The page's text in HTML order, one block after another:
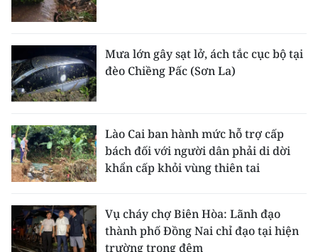
FRANÇAIS
РУССКИЙ
ESPAÑOL
Mưa lớn gây sạt lở, ách tắc cục bộ tại
đèo Chiềng Pấc (Sơn La)
Lào Cai ban hành mức hỗ trợ cấp
bách đối với người dân phải di dời
khẩn cấp khỏi vùng thiên tai
Vụ cháy chợ Biên Hòa: Lãnh đạo
thành phố Đồng Nai chỉ đạo tại hiện
trường trong đêm